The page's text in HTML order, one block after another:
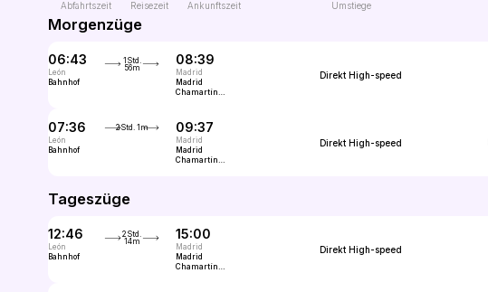
Abfahrtszeit Reisezeit Ankunftszeit Umstiege
Morgenzüge
06:43
León
Bahnhof
1Std.
56m
08:39
Madrid
Madrid
Chamartín
Direkt High-speed
07:36
León
Bahnhof
2Std. 1m 09:37
Madrid
Madrid
Chamartín
Direkt High-speed
Tageszüge
12:46
León
Bahnhof
2Std.
14m
15:00
Madrid
Madrid
Chamartín
Direkt High-speed